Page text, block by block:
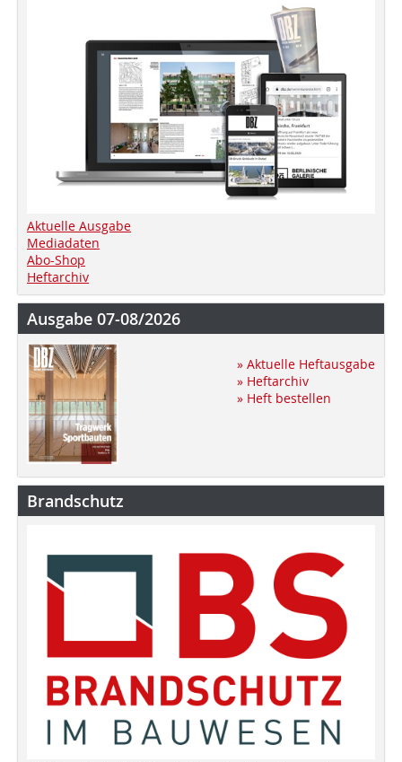
Aktuelle Ausgabe
Mediadaten
Abo-Shop
Heftarchiv
Ausgabe 07-08/2026
» Aktuelle Heftausgabe
» Heftarchiv
» Heft bestellen
Brandschutz